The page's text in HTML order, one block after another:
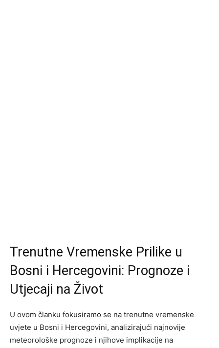
Trenutne Vremenske Prilike u
Bosni i Hercegovini: Prognoze i
Utjecaji na Život
U ovom članku fokusiramo se na trenutne vremenske
uvjete u Bosni i Hercegovini, analizirajući najnovije
meteorološke prognoze i njihove implikacije na